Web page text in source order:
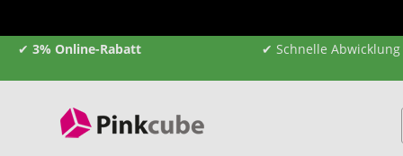
✔ 3% Online-Rabatt ✔ Schnelle Abwicklung